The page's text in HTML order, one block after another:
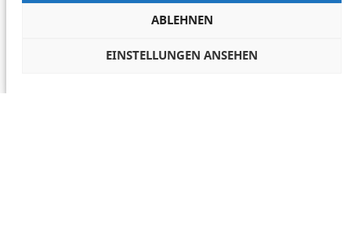
ABLEHNEN
EINSTELLUNGEN ANSEHEN